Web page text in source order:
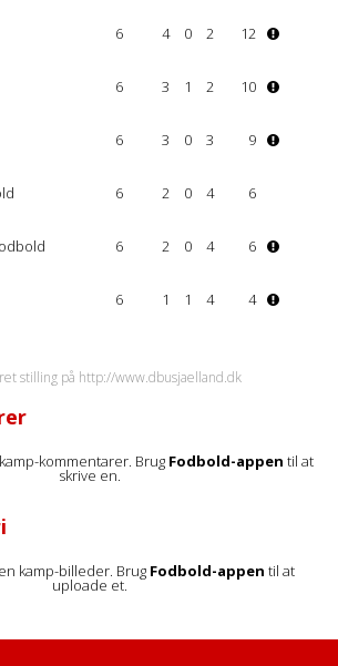
6 4 0 2 12
6 3 1 2 10
6 3 0 3 9
6 2 0 4 6
6 2 0 4 6
6 1 1 4 4
stilling på http://www.dbusjaelland.dk
kommentarer. Brug Fodbold-appen til at
skrive en.
kamp-billeder. Brug Fodbold-appen til at
uploade et.